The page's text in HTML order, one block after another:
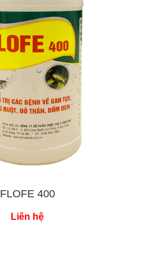
FLOFE 400
Liên hệ